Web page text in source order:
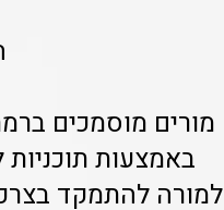
מורים מוסמכים
באמצעות
למורה להתמקד